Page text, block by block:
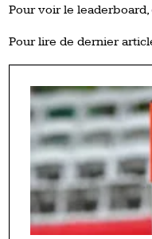
Pour voir le leaderboard,
Pour lire de dernier